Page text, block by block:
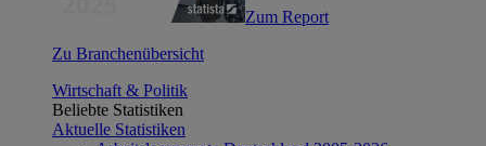
Zum Report
Zu Branchenübersicht
Wirtschaft & Politik
Beliebte Statistiken
Aktuelle Statistiken